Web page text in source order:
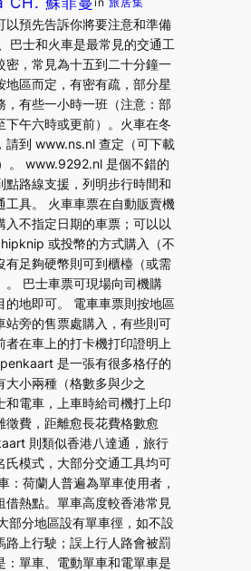
以預先告訴你將要注意和準備
巴士和火車是最常見的交通工
密，常見為十五到二十分鐘一
地區而定，有密有疏，部分星
，有些一小時一班（注意：部
下午六時或更前）。火車在冬
請到 www.ns.nl 查定（可下載
。 www.9292.nl 是個不錯的
點路線支援，列明步行時間和
工具。 火車車票在自動販賣機
入不指定日期的車票；可以以
或投幣的方式購入（不
有足夠硬幣則可到櫃檯（或需
。 巴士車票可現場向司機購
的地即可。 電車車票則按地區
站旁的售票處購入，有些則可
者在車上的打卡機打印證明上
是一張有很多格仔的
大小兩種（格數多與少之
和電車，上車時給司機打上印
徵費，距離愈長花費格數愈
則類似香港八達通，旅行
氏模式，大部分交通工具均可
：荷蘭人普遍為單車使用者，
借熱點。單車高度較香港常見
部分地區設有單車徑，如不設
路上行駛；誤上行人路會被罰
：單車、電動單車和電單車是